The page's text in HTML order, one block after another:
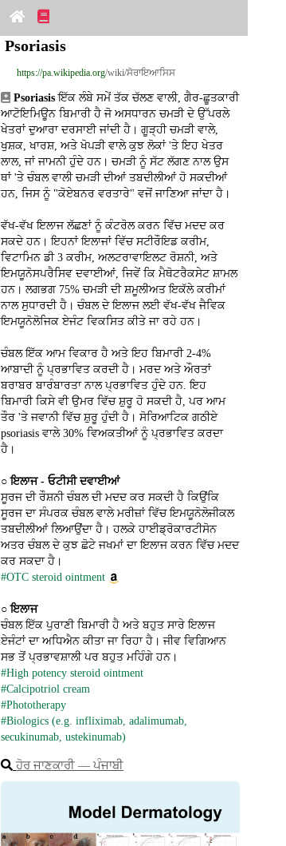
Psoriasis
https://pa.wikipedia.org/wiki/ਸੋਰਾਇਆਸਿਸ
Psoriasis ਇੱਕ ਲੰਬੇ ਸਮੇਂ ਤੱਕ ਚੱਲਣ ਵਾਲੀ, ਗੈਰ-ਛੂਤਕਾਰੀ
ਆਟੋਇਮਿਊਨ ਬਿਮਾਰੀ ਹੈ ਜੋ ਅਸਧਾਰਨ ਚਮੜੀ ਦੇ ਉੱਪਰਲੇ
ਖੇਤਰਾਂ ਦੁਆਰਾ ਦਰਸਾਈ ਜਾਂਦੀ ਹੈ। ਗੂੜ੍ਹੀ ਚਮੜੀ ਵਾਲੇ,
ਖੁਸ਼ਕ, ਖਾਰਸ਼, ਅਤੇ ਖੋਪੜੀ ਵਾਲੇ ਕੁਝ ਲੋਕਾਂ 'ਤੇ ਇਹ ਖੇਤਰ
ਲਾਲ, ਜਾਂ ਜਾਮਨੀ ਹੁੰਦੇ ਹਨ। ਚਮੜੀ ਨੂੰ ਸੱਟ ਲੱਗਣ ਨਾਲ ਉਸ
ਥਾਂ 'ਤੇ ਚੰਬਲ ਵਾਲੀ ਚਮੜੀ ਦੀਆਂ ਤਬਦੀਲੀਆਂ ਹੋ ਸਕਦੀਆਂ
ਹਨ, ਜਿਸ ਨੂੰ "ਕੋਏਬਨਰ ਵਰਤਾਰੇ" ਵਜੋਂ ਜਾਣਿਆ ਜਾਂਦਾ ਹੈ।
ਵੱਖ-ਵੱਖ ਇਲਾਜ ਲੱਛਣਾਂ ਨੂੰ ਕੰਟਰੋਲ ਕਰਨ ਵਿੱਚ ਮਦਦ ਕਰ
ਸਕਦੇ ਹਨ। ਇਹਨਾਂ ਇਲਾਜਾਂ ਵਿੱਚ ਸਟੀਰੌਇਡ ਕਰੀਮ,
ਵਿਟਾਮਿਨ ਡੀ 3 ਕਰੀਮ, ਅਲਟਰਾਵਾਇਲਟ ਰੋਸ਼ਨੀ, ਅਤੇ
ਇਮਯੂਨੋਸਪਰੈਸਿਵ ਦਵਾਈਆਂ, ਜਿਵੇਂ ਕਿ ਮੈਥੋਟਰੈਕਸੇਟ ਸ਼ਾਮਲ
ਹਨ। ਲਗਭਗ 75% ਚਮੜੀ ਦੀ ਸ਼ਮੂਲੀਅਤ ਇਕੱਲੇ ਕਰੀਮਾਂ
ਨਾਲ ਸੁਧਾਰਦੀ ਹੈ। ਚੰਬਲ ਦੇ ਇਲਾਜ ਲਈ ਵੱਖ-ਵੱਖ ਜੈਵਿਕ
ਇਮਯੂਨੋਲੋਜਿਕ ਏਜੰਟ ਵਿਕਸਿਤ ਕੀਤੇ ਜਾ ਰਹੇ ਹਨ।
ਚੰਬਲ ਇੱਕ ਆਮ ਵਿਕਾਰ ਹੈ ਅਤੇ ਇਹ ਬਿਮਾਰੀ 2-4%
ਆਬਾਦੀ ਨੂੰ ਪ੍ਰਭਾਵਿਤ ਕਰਦੀ ਹੈ। ਮਰਦ ਅਤੇ ਔਰਤਾਂ
ਬਰਾਬਰ ਬਾਰੰਬਾਰਤਾ ਨਾਲ ਪ੍ਰਭਾਵਿਤ ਹੁੰਦੇ ਹਨ. ਇਹ
ਬਿਮਾਰੀ ਕਿਸੇ ਵੀ ਉਮਰ ਵਿੱਚ ਸ਼ੁਰੂ ਹੋ ਸਕਦੀ ਹੈ, ਪਰ ਆਮ
ਤੌਰ 'ਤੇ ਜਵਾਨੀ ਵਿੱਚ ਸ਼ੁਰੂ ਹੁੰਦੀ ਹੈ। ਸੋਰਿਆਟਿਕ ਗਠੀਏ
psoriasis ਵਾਲੇ 30% ਵਿਅਕਤੀਆਂ ਨੂੰ ਪ੍ਰਭਾਵਿਤ ਕਰਦਾ
ਹੈ।
○ ਇਲਾਜ - ਓਟੀਸੀ ਦਵਾਈਆਂ
ਸੂਰਜ ਦੀ ਰੌਸ਼ਨੀ ਚੰਬਲ ਦੀ ਮਦਦ ਕਰ ਸਕਦੀ ਹੈ ਕਿਉਂਕਿ
ਸੂਰਜ ਦਾ ਸੰਪਰਕ ਚੰਬਲ ਵਾਲੇ ਮਰੀਜ਼ਾਂ ਵਿੱਚ ਇਮਯੂਨੋਲੋਜੀਕਲ
ਤਬਦੀਲੀਆਂ ਲਿਆਉਂਦਾ ਹੈ। ਹਲਕੇ ਹਾਈਡ੍ਰੋਕਾਰਟੀਸੋਨ
ਅਤਰ ਚੰਬਲ ਦੇ ਕੁਝ ਛੋਟੇ ਜਖਮਾਂ ਦਾ ਇਲਾਜ ਕਰਨ ਵਿੱਚ ਮਦਦ
ਕਰ ਸਕਦਾ ਹੈ।
#OTC steroid ointment
○ ਇਲਾਜ
ਚੰਬਲ ਇੱਕ ਪੁਰਾਣੀ ਬਿਮਾਰੀ ਹੈ ਅਤੇ ਬਹੁਤ ਸਾਰੇ ਇਲਾਜ
ਏਜੰਟਾਂ ਦਾ ਅਧਿਐਨ ਕੀਤਾ ਜਾ ਰਿਹਾ ਹੈ। ਜੀਵ ਵਿਗਿਆਨ
ਸਭ ਤੋਂ ਪ੍ਰਭਾਵਸ਼ਾਲੀ ਪਰ ਬਹੁਤ ਮਹਿੰਗੇ ਹਨ।
#High potency steroid ointment
#Calcipotriol cream
#Phototherapy
#Biologics (e.g. infliximab, adalimumab,
secukinumab, ustekinumab)
ਹੋਰ ਜਾਣਕਾਰੀ ― ਪੰਜਾਬੀ